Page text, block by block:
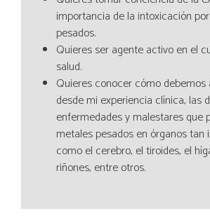
importancia de la intoxicación
pesados.
Quieres ser agente activo en el
salud.
Quieres conocer cómo debemos
desde mi experiencia clínica, las
enfermedades y malestares que
metales pesados en órganos
como el cerebro, el tiroides, el
riñones, entre otros.